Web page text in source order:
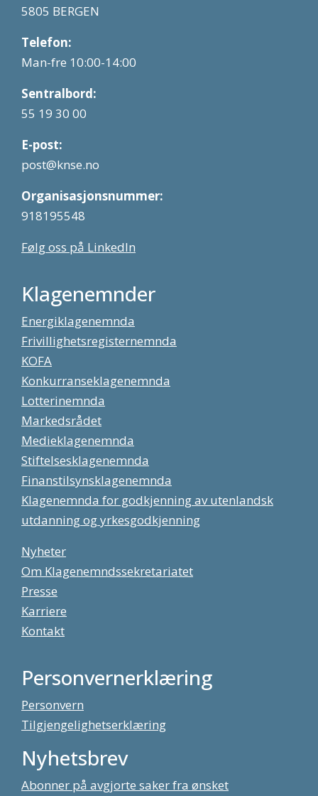
5805 BERGEN
Telefon:
Man-fre 10:00-14:00
Sentralbord:
55 19 30 00
E-post:
post@knse.no
Organisasjonsnummer:
918195548
Følg oss på LinkedIn
Klagenemnder
Energiklagenemnda
Frivillighetsregisternemnda
KOFA
Konkurranseklagenemnda
Lotterinemnda
Markedsrådet
Medieklagenemnda
Stiftelsesklagenemnda
Finanstilsynsklagenemnda
Klagenemnda for godkjenning av utenlandsk
utdanning og yrkesgodkjenning
Nyheter
Om Klagenemndssekretariatet
Presse
Karriere
Kontakt
Personvernerklæring
Personvern
Tilgjengelighetserklæring
Nyhetsbrev
Abonner på avgjorte saker fra ønsket